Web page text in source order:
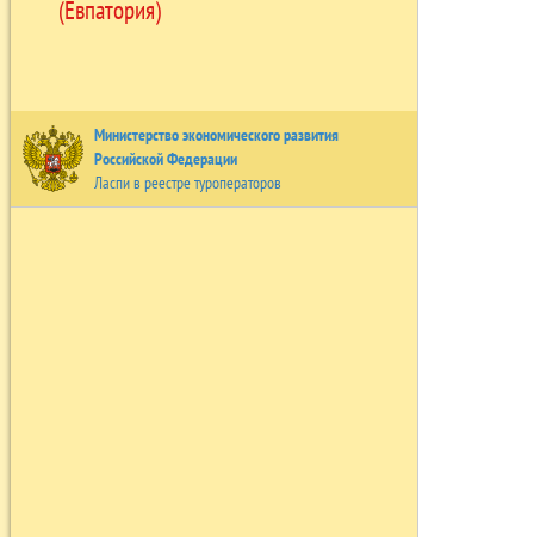
(Евпатория)
Министерство экономического развития
Российской Федерации
Ласпи в реестре туроператоров